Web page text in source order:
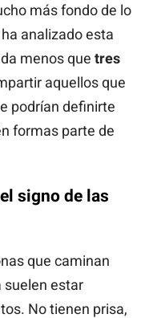
más fondo de lo
analizado esta
menos que tres
aquellos que
podrían definirte
formas parte de
signo de las
que caminan
suelen estar
No tienen prisa,